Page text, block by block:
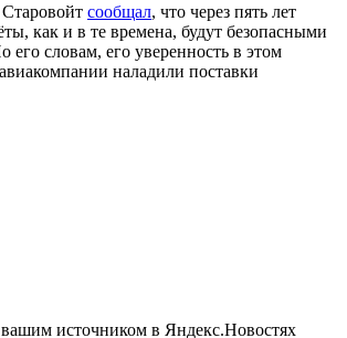
сообщал, что через пять лет
как и в те времена, будут безопасными
его словам, его уверенность в этом
наладили поставки
источником в Яндекс.Новостях